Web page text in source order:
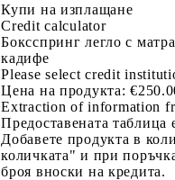
Купи на изплащане
Credit calculator
Боксспринг легло с
кадифе
Please select credit
Цена на продукта:
Extraction of information
Предоставената
Добавете продукта в
количката" и при
броя вноски на кредита.